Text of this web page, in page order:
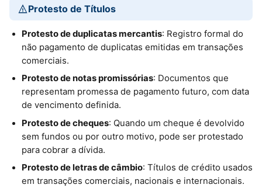
Protesto de Títulos
Protesto de duplicatas mercantis: Registro formal do
não pagamento de duplicatas emitidas em transações
comerciais.
Protesto de notas promissórias: Documentos que
representam promessa de pagamento futuro, com data
de vencimento definida.
Protesto de cheques: Quando um cheque é devolvido
sem fundos ou por outro motivo, pode ser protestado
para cobrar a dívida.
Protesto de letras de câmbio: Títulos de crédito usados
em transações comerciais, nacionais e internacionais.